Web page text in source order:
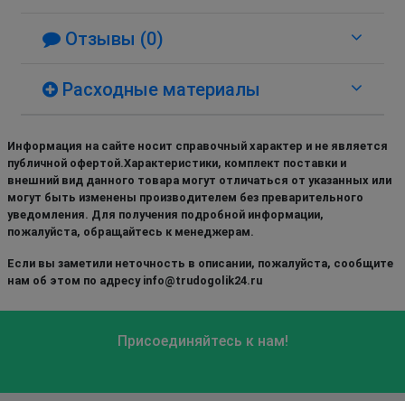
Отзывы (0)
Расходные материалы
Информация на сайте носит справочный характер и не является
публичной офертой.Характеристики, комплект поставки и
внешний вид данного товара могут отличаться от указанных или
могут быть изменены производителем без преварительного
уведомления. Для получения подробной информации,
пожалуйста, обращайтесь к менеджерам.
Если вы заметили неточность в описании, пожалуйста, сообщите
нам об этом по адресу info@trudogolik24.ru
Присоединяйтесь к нам!